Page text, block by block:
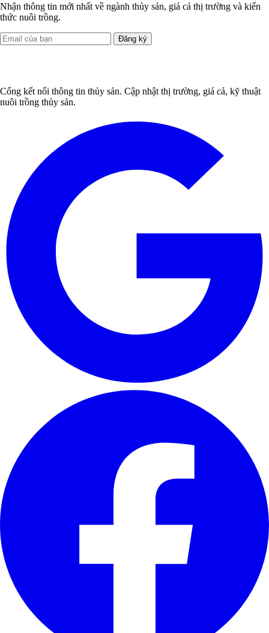
Nhận thông tin mới nhất về ngành thủy sản, giá cả thị trường và kiến
thức nuôi trồng.
Đăng ký
Cổng kết nối thông tin thủy sản. Cập nhật thị trường, giá cả, kỹ thuật
nuôi trồng thủy sản.